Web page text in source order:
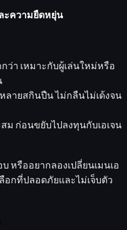
ะความยืดหยุ่น
ว่า เหมาะกับผู้เล่นใหม่หรือ
ลายสกินปืน ไม่กลืนไม่เด้งจน
ม ก่อนขยับไปลงทุนกับเอเจน
หรืออยากลองเปลี่ยนเมนเอ
อกที่ปลอดภัยและไม่เจ็บตัว